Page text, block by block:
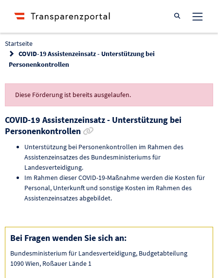
Suche öffnen
Startseite
COVID-19 Assistenzeinsatz - Unterstützung bei
Personenkontrollen
Diese Förderung ist bereits ausgelaufen.
COVID-19 Assistenzeinsatz - Unterstützung bei
Personenkontrollen
Unterstützung bei Personenkontrollen im Rahmen des
Assistenzeinsatzes des Bundesministeriums für
Landesverteidigung.
Im Rahmen dieser COVID-19-Maßnahme werden die Kosten für
Personal, Unterkunft und sonstige Kosten im Rahmen des
Assistenzeinsatzes abgebildet.
Bei Fragen wenden Sie sich an:
Bundesministerium für Landesverteidigung, Budgetabteilung
1090 Wien, Roßauer Lände 1